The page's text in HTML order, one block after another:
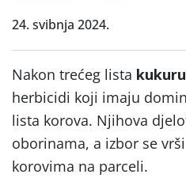
24. svibnja 2024.
Nakon trećeg lista
herbicidi koji imaju
lista korova. Njihova
oborinama, a izbor se
korovima na parceli.